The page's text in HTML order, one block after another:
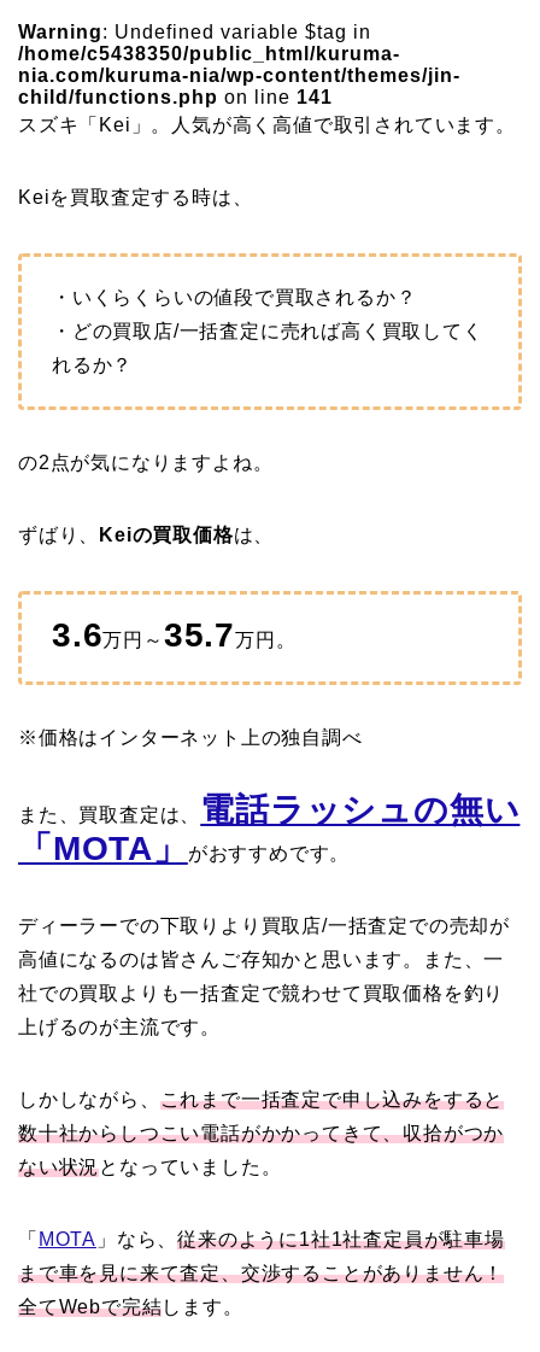
Warning: Undefined variable $tag in
/home/c5438350/public_html/kuruma-
nia.com/kuruma-nia/wp-content/themes/jin-
child/functions.php on line 141
スズキ「Kei」。人気が高く高値で取引されています。
Keiを買取査定する時は、
・いくらくらいの値段で買取されるか？
・どの買取店/一括査定に売れば高く買取してく
れるか？
の2点が気になりますよね。
ずばり、 Keiの買取価格は、
3.6万円～ 35.7万円。
※価格はインターネット上の独自調べ
また、買取査定は、
電話ラッシュの無い
「MOTA」
がおすすめです。
ディーラーでの下取りより買取店/一括査定での売却が
高値になるのは皆さんご存知かと思います。また、一
社での買取よりも一括査定で競わせて買取価格を釣り
上げるのが主流です。
しかしながら、 これまで一括査定で申し込みをすると
数十社からしつこい電話がかかってきて、収拾がつか
ない状況となっていました。
「 MOTA 」なら、従来のように1社1社査定員が駐車場
まで車を見に来て査定、交渉することがありません！
全てWebで完結します。